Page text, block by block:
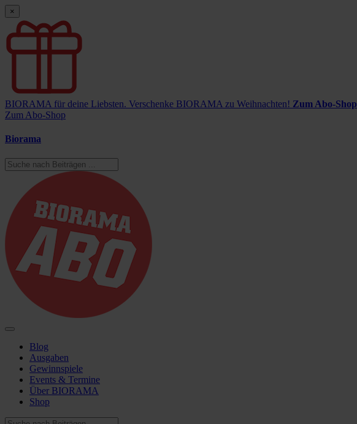
×
BIORAMA für deine Liebsten. Verschenke BIORAMA zu Weihnachten! Zum Abo-Shop
Zum Abo-Shop
Biorama
Blog
Ausgaben
Gewinnspiele
Events & Termine
Über BIORAMA
Shop